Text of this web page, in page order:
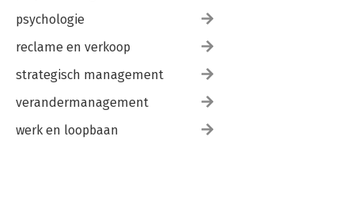
psychologie
reclame en verkoop
strategisch management
verandermanagement
werk en loopbaan